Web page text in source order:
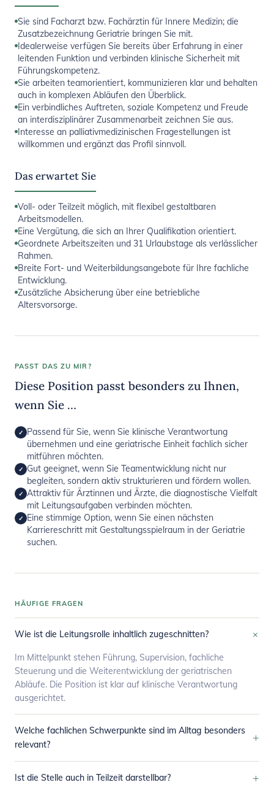
Sie sind Facharzt bzw. Fachärztin für Innere Medizin; die
Zusatzbezeichnung Geriatrie bringen Sie mit.
Idealerweise verfügen Sie bereits über Erfahrung in einer
leitenden Funktion und verbinden klinische Sicherheit mit
Führungskompetenz.
Sie arbeiten teamorientiert, kommunizieren klar und behalten
auch in komplexen Abläufen den Überblick.
Ein verbindliches Auftreten, soziale Kompetenz und Freude
an interdisziplinärer Zusammenarbeit zeichnen Sie aus.
Interesse an palliativmedizinischen Fragestellungen ist
willkommen und ergänzt das Profil sinnvoll.
Das erwartet Sie
Voll- oder Teilzeit möglich, mit flexibel gestaltbaren
Arbeitsmodellen.
Eine Vergütung, die sich an Ihrer Qualifikation orientiert.
Geordnete Arbeitszeiten und 31 Urlaubstage als verlässlicher
Rahmen.
Breite Fort- und Weiterbildungsangebote für Ihre fachliche
Entwicklung.
Zusätzliche Absicherung über eine betriebliche
Altersvorsorge.
PASST DAS ZU MIR?
Diese Position passt besonders zu Ihnen,
wenn Sie …
✓
Passend für Sie, wenn Sie klinische Verantwortung
übernehmen und eine geriatrische Einheit fachlich sicher
mitführen möchten.
✓
Gut geeignet, wenn Sie Teamentwicklung nicht nur
begleiten, sondern aktiv strukturieren und fördern wollen.
✓ Attraktiv für Ärztinnen und Ärzte, die diagnostische Vielfalt
mit Leitungsaufgaben verbinden möchten.
✓
Eine stimmige Option, wenn Sie einen nächsten
Karriereschritt mit Gestaltungsspielraum in der Geriatrie
suchen.
HÄUFIGE FRAGEN
Wie ist die Leitungsrolle inhaltlich zugeschnitten? +
Im Mittelpunkt stehen Führung, Supervision, fachliche
Steuerung und die Weiterentwicklung der geriatrischen
Abläufe. Die Position ist klar auf klinische Verantwortung
ausgerichtet.
Welche fachlichen Schwerpunkte sind im Alltag besonders
relevant?
+
Ist die Stelle auch in Teilzeit darstellbar? +